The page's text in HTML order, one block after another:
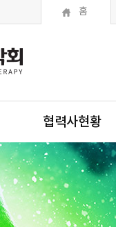
홈
협력사현황